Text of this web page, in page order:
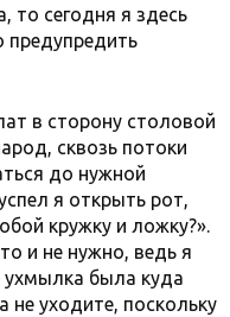
то сегодня я здесь
предупредить
в сторону столовой
сквозь потоки
до нужной
я открыть рот,
кружку и ложку?».
и не нужно, ведь я
ухмылка была куда
не уходите, поскольку